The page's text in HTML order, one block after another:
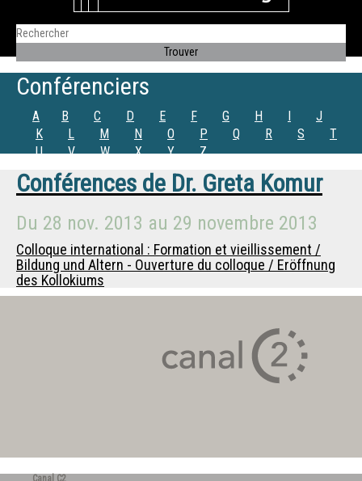
Conférenciers
A B C D E F G H I
J
K
L M N O P Q R S
T
U
V W X Y Z
Conférences de Dr. Greta Komur
Du 28 nov. 2013 au 29 novembre 2013
Colloque international : Formation et vieillissement /
Bildung und Altern - Ouverture du colloque / Eröffnung
des Kollokiums
Canal C2